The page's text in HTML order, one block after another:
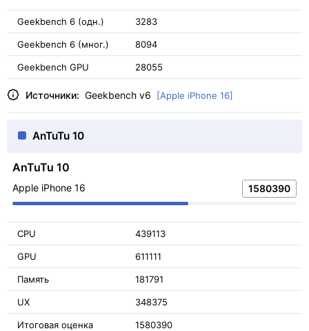
Geekbench 6 (одн.) 3283
Geekbench 6 (мног.) 8094
Geekbench GPU 28055
Источники: Geekbench v6 [Apple iPhone 16]
AnTuTu 10
AnTuTu 10
Apple iPhone 16 1580390
CPU 439113
GPU 611111
Память 181791
UX 348375
Итоговая оценка 1580390